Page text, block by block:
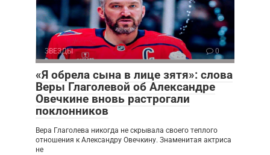
ЗВЕЗДЫ 0
«Я обрела сына в лице зятя»: слова
Веры Глаголевой об Александре
Овечкине вновь растрогали
поклонников
Вера Глаголева никогда не скрывала своего теплого
отношения к Александру Овечкину. Знаменитая актриса
не